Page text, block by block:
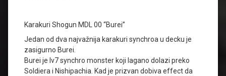
Karakuri Shogun MDL 00 “Burei”
Jedan od dva najvažnija karakuri synchroa u decku je
zasigurno Burei.
Burei je lv7 synchro monster koji lagano dolazi preko
Soldiera i Nishipachia. Kad je prizvan dobiva effect da